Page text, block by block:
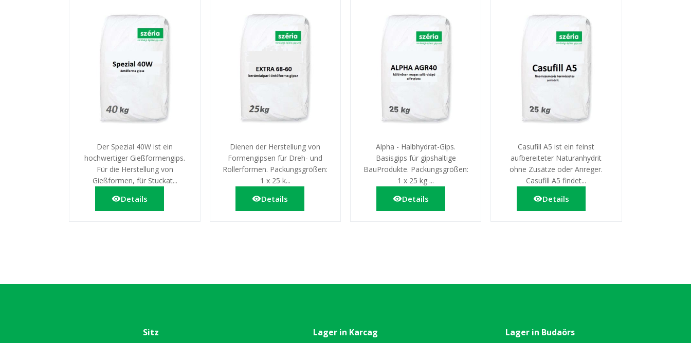
Der Spezial 40W ist ein
hochwertiger Gießformengips.
Für die Herstellung von
Gießformen, für Stuckat...
Details
Dienen der Herstellung von
Formengipsen für Dreh- und
Rollerformen. Packungsgrößen:
1 x 25 k...
Details
Alpha - Halbhydrat-Gips.
Basisgips für gipshaltige
BauProdukte. Packungsgrößen:
1 x 25 kg ...
Details
Casufill A5 ist ein feinst
aufbereiteter Naturanhydrit
ohne Zusätze oder Anreger.
Casufill A5 findet...
Details
Sitz
Lager in Karcag
Lager in Budaörs